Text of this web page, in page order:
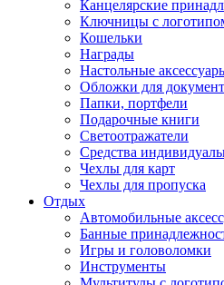
Канцелярские
Ключницы с
Кошельки
Награды
Настольные
Обложки для
Папки, портфели
Подарочные книги
Светоотражатели
Средства
Чехлы для карт
Чехлы для пропуска
Отдых
Автомобильные
Банные
Игры и головоломки
Инструменты